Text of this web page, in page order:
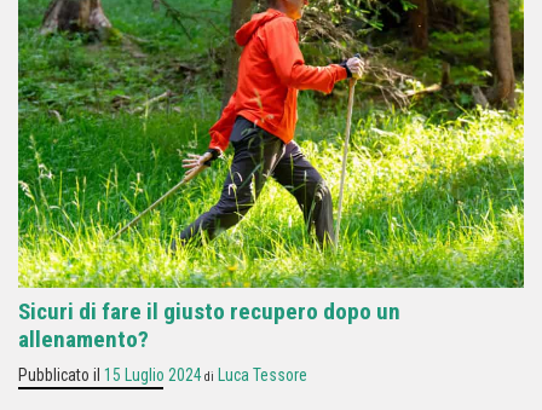
Sicuri di fare il giusto recupero dopo un
allenamento?
Pubblicato il 15 Luglio 2024 di Luca Tessore